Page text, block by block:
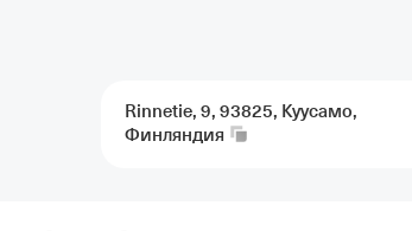
Rinnetie, 9, 93825, Куусамо,
Финляндия